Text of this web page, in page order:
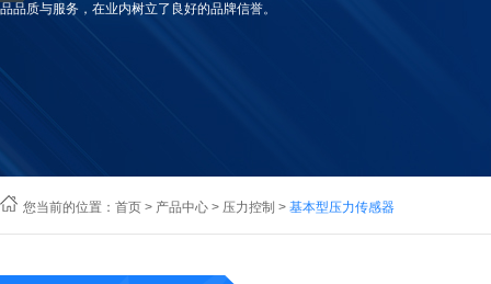
品品质与服务，在业内树立了良好的品牌信誉。
您当前的位置： 首页 > 产品中心 > 压力控制 > 基本型压力传感器